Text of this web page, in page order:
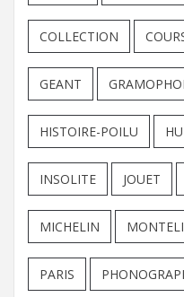
COLLECTION
GEANT
HISTOIRE-POILU
INSOLITE JOUET
MICHELIN
PARIS